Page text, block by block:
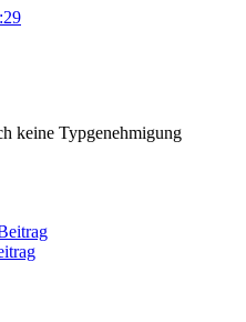
keine Typgenehmigung